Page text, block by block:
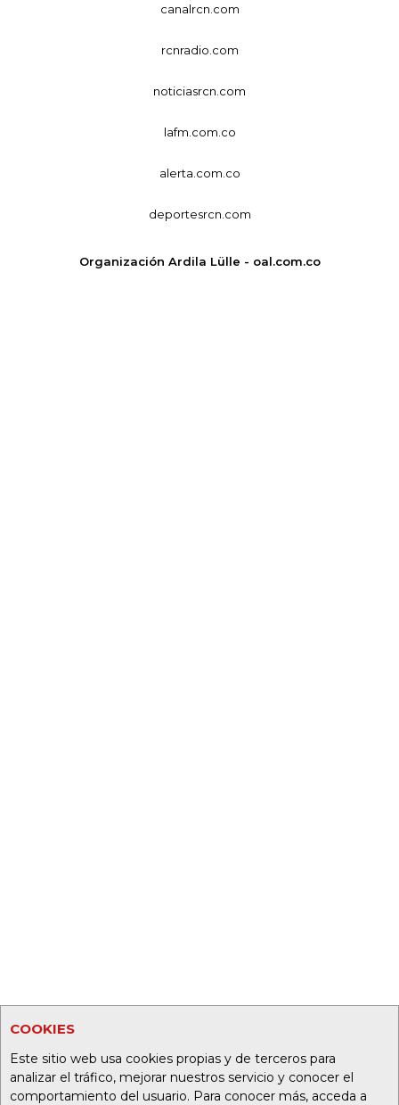
COOKIES
Este sitio web usa cookies propias y de terceros para
analizar el tráfico, mejorar nuestros servicio y conocer el
comportamiento del usuario. Para conocer más, acceda a
canalrcn.com
rcnradio.com
noticiasrcn.com
lafm.com.co
alerta.com.co
deportesrcn.com
Organización Ardila Lülle - oal.com.co